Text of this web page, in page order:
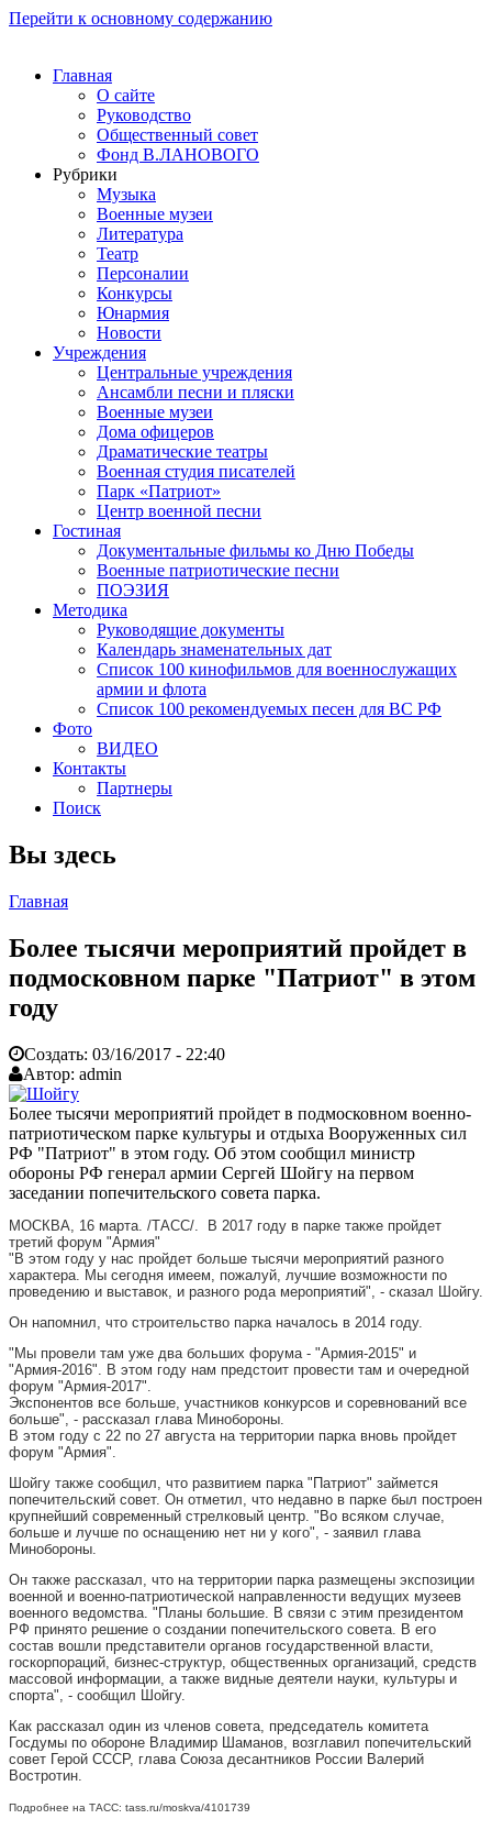
Перейти к основному содержанию
Главная
О сайте
Руководство
Общественный совет
Фонд В.ЛАНОВОГО
Рубрики
Музыка
Военные музеи
Литература
Театр
Персоналии
Конкурсы
Юнармия
Новости
Учреждения
Центральные учреждения
Ансамбли песни и пляски
Военные музеи
Дома офицеров
Драматические театры
Военная студия писателей
Парк «Патриот»
Центр военной песни
Гостиная
Документальные фильмы ко Дню Победы
Военные патриотические песни
ПОЭЗИЯ
Методика
Руководящие документы
Календарь знаменательных дат
Список 100 кинофильмов для военнослужащих
армии и флота
Список 100 рекомендуемых песен для ВС РФ
Фото
ВИДЕО
Контакты
Партнеры
Поиск
Вы здесь
Главная
Более тысячи мероприятий пройдет в
подмосковном парке "Патриот" в этом
году
Создать: 03/16/2017 - 22:40
Автор: admin
Более тысячи мероприятий пройдет в подмосковном военно-
патриотическом парке культуры и отдыха Вооруженных сил
РФ "Патриот" в этом году. Об этом сообщил министр
обороны РФ генерал армии Сергей Шойгу на первом
заседании попечительского совета парка.
МОСКВА, 16 марта. /ТАСС/. В 2017 году в парке также пройдет
третий форум "Армия"
"В этом году у нас пройдет больше тысячи мероприятий разного
характера. Мы сегодня имеем, пожалуй, лучшие возможности по
проведению и выставок, и разного рода мероприятий", - сказал Шойгу.
Он напомнил, что строительство парка началось в 2014 году.
"Мы провели там уже два больших форума - "Армия-2015" и
"Армия-2016". В этом году нам предстоит провести там и очередной
форум "Армия-2017".
Экспонентов все больше, участников конкурсов и соревнований все
больше", - рассказал глава Минобороны.
В этом году с 22 по 27 августа на территории парка вновь пройдет
форум "Армия".
Шойгу также сообщил, что развитием парка "Патриот" займется
попечительский совет. Он отметил, что недавно в парке был построен
крупнейший современный стрелковый центр. "Во всяком случае,
больше и лучше по оснащению нет ни у кого", - заявил глава
Минобороны.
Он также рассказал, что на территории парка размещены экспозиции
военной и военно-патриотической направленности ведущих музеев
военного ведомства. "Планы большие. В связи с этим президентом
РФ принято решение о создании попечительского совета. В его
состав вошли представители органов государственной власти,
госкорпораций, бизнес-структур, общественных организаций, средств
массовой информации, а также видные деятели науки, культуры и
спорта", - сообщил Шойгу.
Как рассказал один из членов совета, председатель комитета
Госдумы по обороне Владимир Шаманов, возглавил попечительский
совет Герой СССР, глава Союза десантников России Валерий
Востротин.
Подробнее на ТАСС: tass.ru/moskva/4101739